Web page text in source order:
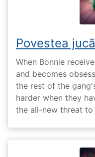
Povestea
When Bonnie
and becomes
the rest of the
harder when they
the all-new threat to